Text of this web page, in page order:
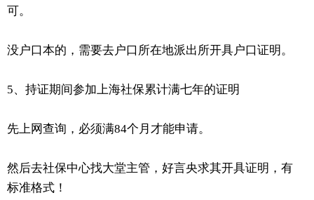
可。
没户口本的，需要去户口所在地派出所开具户口证明。
5、持证期间参加上海社保累计满七年的证明
先上网查询，必须满84个月才能申请。
然后去社保中心找大堂主管，好言央求其开具证明，有
标准格式！